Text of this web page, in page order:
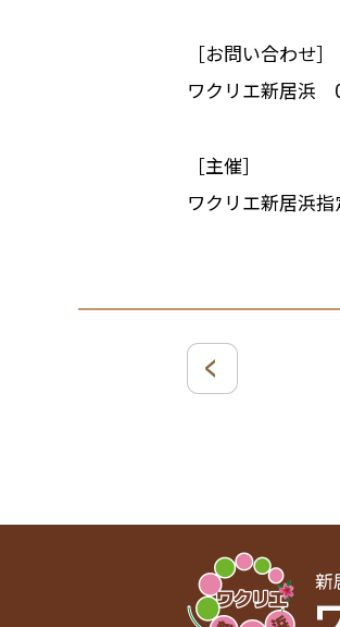
［お問い合わせ］
ワクリエ新居浜
［主催］
ワクリエ新居浜